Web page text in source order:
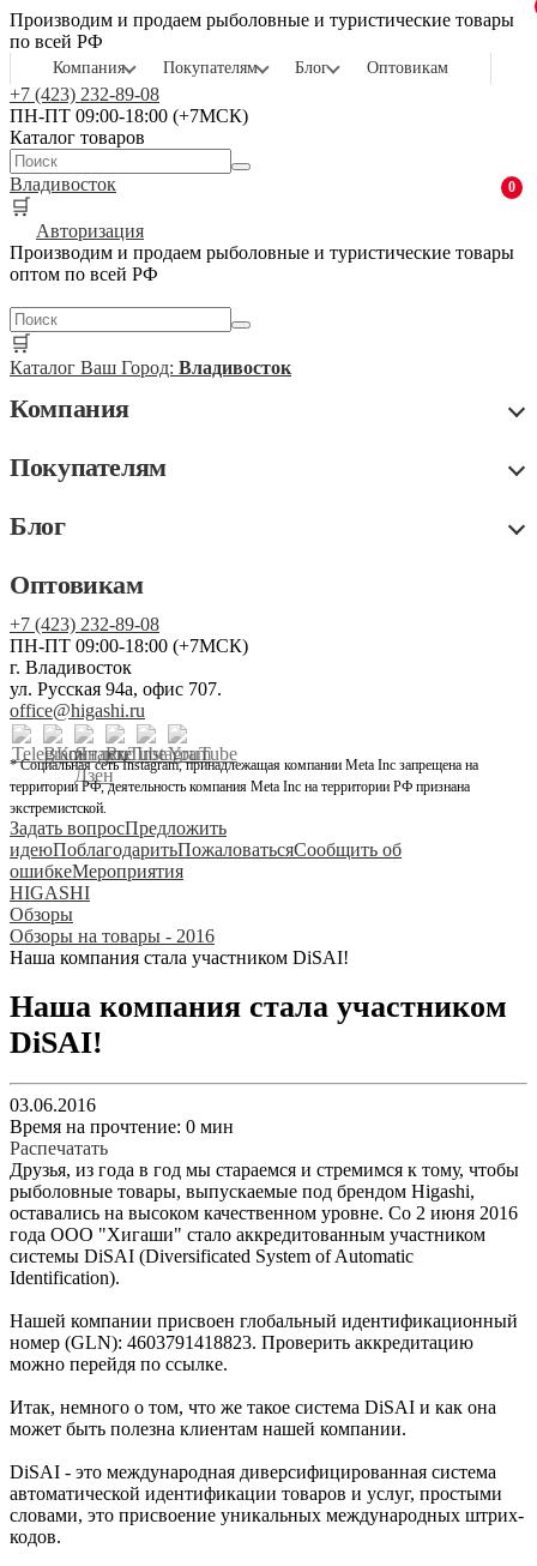
Производим и продаем рыболовные и туристические товары
по всей РФ
Компания Покупателям Блог Оптовикам
+7 (423) 232-89-08
ПН-ПТ 09:00-18:00 (+7МСК)
Каталог товаров
Владивосток
🛒
0
Авторизация
Производим и продаем рыболовные и туристические товары
оптом по всей РФ
🛒
Каталог Ваш Город: Владивосток
Компания
Покупателям
Блог
Оптовикам
+7 (423) 232-89-08
ПН-ПТ 09:00-18:00 (+7МСК)
г. Владивосток
ул. Русская 94а, офис 707.
office@higashi.ru
* Социальная сеть Instagram, принадлежащая компании Meta Inc запрещена на
территории РФ, деятельность компания Meta Inc на территории РФ признана
экстремистской.
Задать вопросПредложить
идеюПоблагодаритьПожаловатьсяСообщить об
ошибкеМероприятия
HIGASHI
Обзоры
Обзоры на товары - 2016
Наша компания стала участником DiSAI!
Наша компания стала участником
DiSAI!
03.06.2016
Время на прочтение: 0 мин
Распечатать
Друзья, из года в год мы стараемся и стремимся к тому, чтобы
рыболовные товары, выпускаемые под брендом Higashi,
оставались на высоком качественном уровне. Со 2 июня 2016
года ООО "Хигаши" стало аккредитованным участником
системы DiSAI (Diversificated System of Automatic
Identification).
Нашей компании присвоен глобальный идентификационный
номер (GLN): 4603791418823. Проверить аккредитацию
можно перейдя по ссылке.
Итак, немного о том, что же такое система DiSAI и как она
может быть полезна клиентам нашей компании.
DiSAI - это международная диверсифицированная система
автоматической идентификации товаров и услуг, простыми
словами, это присвоение уникальных международных штрих-
кодов.